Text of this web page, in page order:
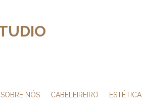
SOBRE NÓS CABELEIREIRO ESTÉTICA